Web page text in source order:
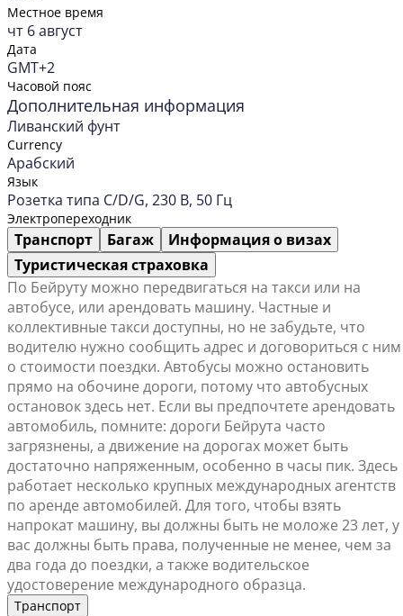
Местное время
чт 6 август
Дата
GMT+2
Часовой пояс
Дополнительная информация
Ливанский фунт
Currency
Арабский
Язык
Розетка типа C/D/G, 230 В, 50 Гц
Электропереходник
Транспорт Багаж
Информация о визах
Туристическая страховка
По Бейруту можно передвигаться на такси или на
автобусе, или арендовать машину. Частные и
коллективные такси доступны, но не забудьте, что
водителю нужно сообщить адрес и договориться с ним
о стоимости поездки. Автобусы можно остановить
прямо на обочине дороги, потому что автобусных
остановок здесь нет. Если вы предпочтете арендовать
автомобиль, помните: дороги Бейрута часто
загрязнены, а движение на дорогах может быть
достаточно напряженным, особенно в часы пик. Здесь
работает несколько крупных международных агентств
по аренде автомобилей. Для того, чтобы взять
напрокат машину, вы должны быть не моложе 23 лет, у
вас должны быть права, полученные не менее, чем за
два года до поездки, а также водительское
удостоверение международного образца.
Транспорт